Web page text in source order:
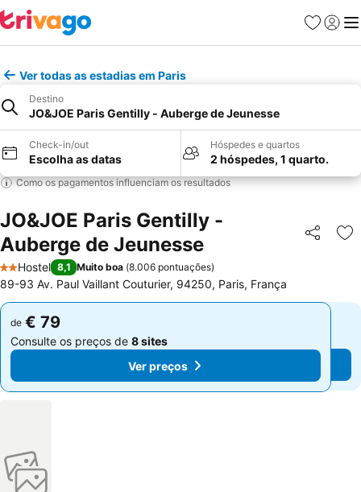
Favoritos
Iniciar
Ver todas as estadias em Paris
Destino
JO&JOE Paris Gentilly - Auberge de Jeunesse
Check-in/out
Escolha as datas
Hóspedes e quartos
2 hóspedes, 1 quarto.
Como os pagamentos influenciam os resultados
JO&JOE Paris Gentilly -
Auberge de Jeunesse
Partilhar
2 Estrelas
Hostel 8,1 Muito boa (8.006 pontuações)
89-93 Av. Paul Vaillant Couturier, 94250, Paris, França
de € 79
Consulte os preços de 8 sites
Ver preços
de € 79
Consulte os preços de 8 sites
Ver preços